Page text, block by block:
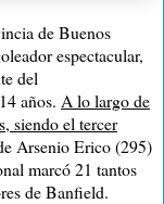
de Buenos
espectacular,
del
años. A lo largo de
siendo el tercer
Arsenio Erico (295)
marcó 21 tantos
de Banfield.